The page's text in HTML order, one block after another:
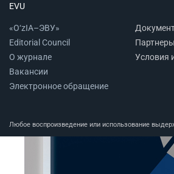
EVU
«O‘zIA–ЭВУ»
Editorial Council
О журнале
Вакансии
Электронное обращение
Партнеры
Условия
Любое воспроизведение или использование